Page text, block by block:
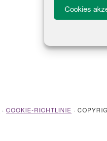
Cookies
· COOKIE-RICHTLINIE ·